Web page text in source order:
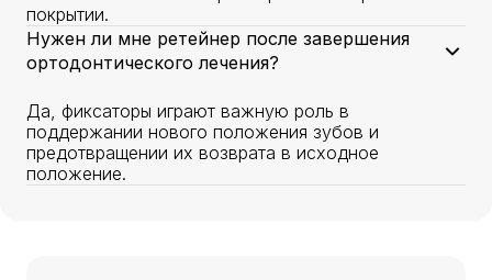
покрытии.
Нужен ли мне ретейнер после завершения
ортодонтического лечения?
Да, фиксаторы играют важную роль в
поддержании нового положения зубов и
предотвращении их возврата в исходное
положение.